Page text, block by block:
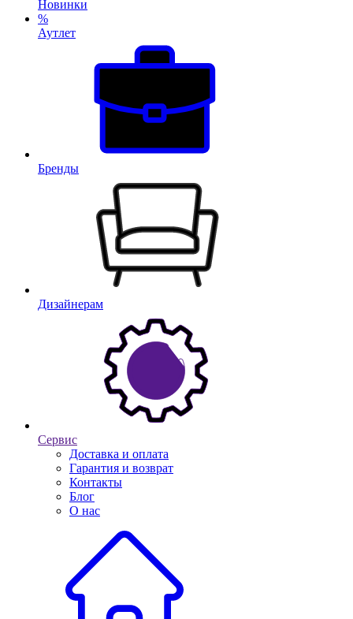
Новинки
%
Аутлет
Бренды
Дизайнерам
Сервис
Доставка и оплата
Гарантия и возврат
Контакты
Блог
О нас